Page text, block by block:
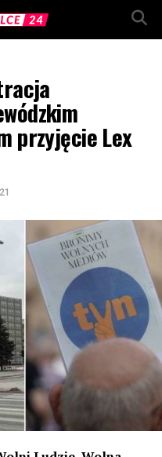
przyjęcie Lex